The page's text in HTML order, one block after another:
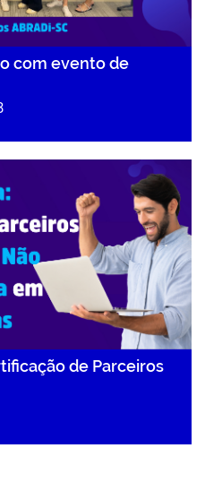
com evento de
de Parceiros